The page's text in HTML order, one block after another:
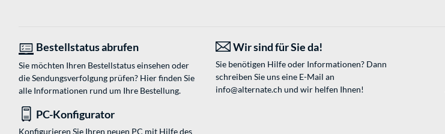
Bestellstatus abrufen
Sie möchten Ihren Bestellstatus einsehen oder
die Sendungsverfolgung prüfen? Hier finden Sie
alle Informationen rund um Ihre Bestellung.
Wir sind für Sie da!
Sie benötigen Hilfe oder Informationen? Dann
schreiben Sie uns eine E-Mail an
info@alternate.ch und wir helfen Ihnen!
PC-Konfigurator
Konfigurieren Sie Ihren neuen PC mit Hilfe des